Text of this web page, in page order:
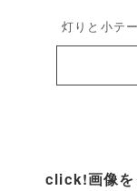
灯りと小テ
click!画像を